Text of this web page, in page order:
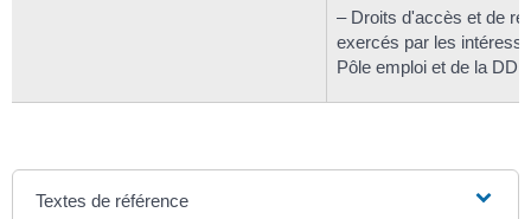
– Droits d'accès et de
exercés par les
Pôle emploi et de la
Textes de référence